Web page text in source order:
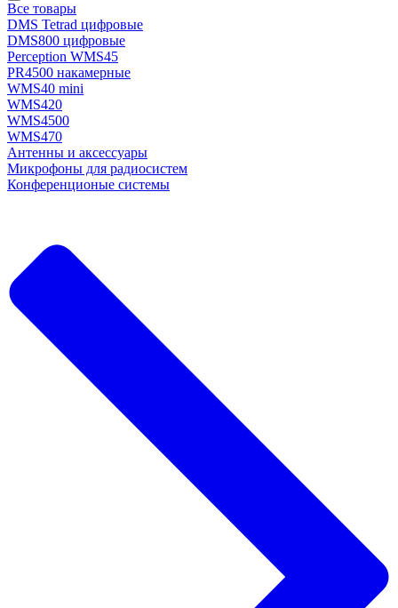
Все товары
DMS Tetrad цифровые
DMS800 цифровые
Perception WMS45
PR4500 накамерные
WMS40 mini
WMS420
WMS4500
WMS470
Антенны и аксессуары
Микрофоны для радиосистем
Конференционые системы